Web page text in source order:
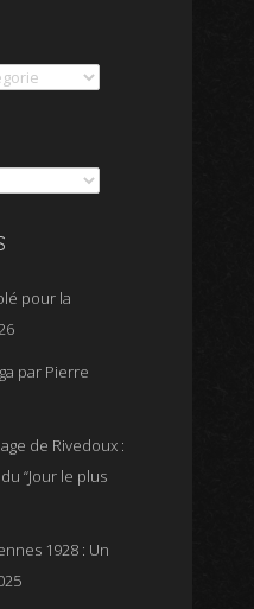
pour la
par Pierre
de Rivedoux :
“Jour le plus
1928 : Un